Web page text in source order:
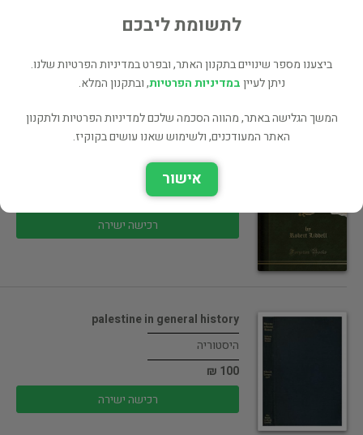
90 ₪
Some Principles of Fiction
ביקורת ספרותית
רכישה ישירה
palestine in general history
היסטוריה
100 ₪
רכישה ישירה
לתשומת ליבכם
ביצענו מספר שינויים בתקנון האתר, ובפרט במדיניות הפרטיות שלנו.
ניתן לעייןבמדיניות הפרטיות, ובתקנון המלא.
המשך הגלישה באתר, מהווה הסכמה שלכם למדיניות הפרטיות ולתקנון
האתר המעודכנים, ולשימוש שאנו עושים בקוקיז.
אישור